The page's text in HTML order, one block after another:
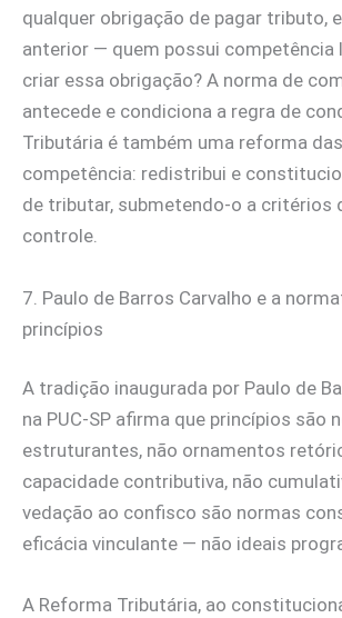
qualquer obrigação de pagar tributo,
anterior — quem possui competência
criar essa obrigação? A norma de
antecede e condiciona a regra de
Tributária é também uma reforma
competência: redistribui e
de tributar, submetendo-o a critérios
controle.
7. Paulo de Barros Carvalho e a
princípios
A tradição inaugurada por Paulo de
na PUC-SP afirma que princípios são
estruturantes, não ornamentos
capacidade contributiva, não
vedação ao confisco são normas
eficácia vinculante — não ideais
A Reforma Tributária, ao